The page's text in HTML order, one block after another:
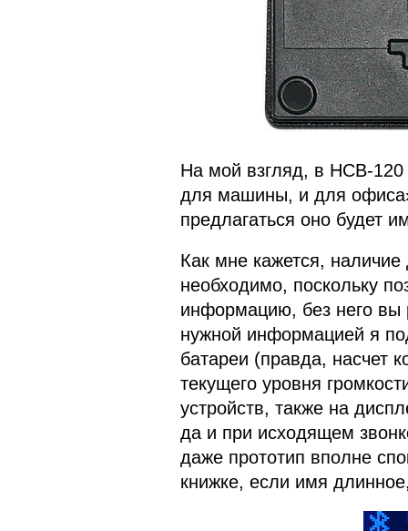
На мой взгляд, в HCB-
для машины, и для
предлагаться оно будет
Как мне кажется,
необходимо, поскольку
информацию, без него вы
нужной информацией я
батареи (правда, насчет
текущего уровня
устройств, также на
да и при исходящем
даже прототип вполне
книжке, если имя